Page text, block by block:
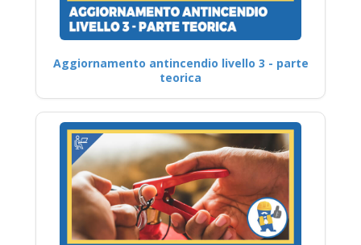
Aggiornamento antincendio livello 3 - parte
teorica